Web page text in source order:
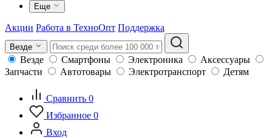
Еще
Акции Работа в ТехноОпт Поддержка
Везде
Везде Смартфоны Электроника
Аксессуары
Запчасти
Автотовары Электротранспорт Детям
Сравнить 0
Избранное 0
Вход